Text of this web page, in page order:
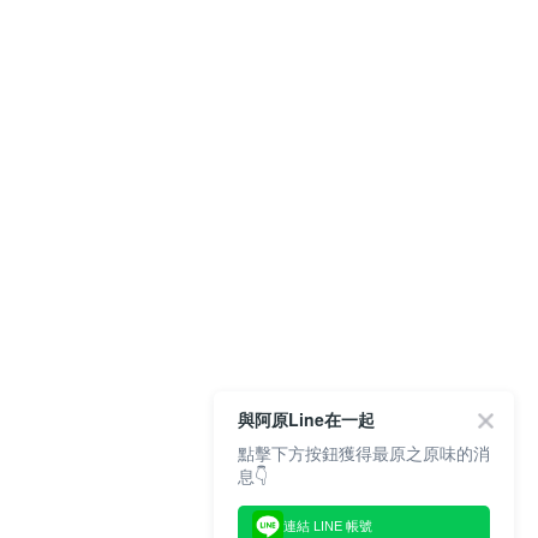
與阿原Line在一起
點擊下方按鈕獲得最原之原味的消
息👇
連結 LINE 帳號